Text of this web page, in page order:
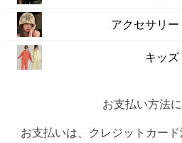
アクセサリー
キッズ
お支払い方法
お支払いは、クレジットカー